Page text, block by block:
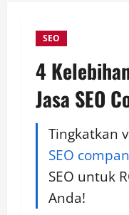
SEO
4
Jasa SEO
Tingkatkan
SEO
SEO untuk
Anda!